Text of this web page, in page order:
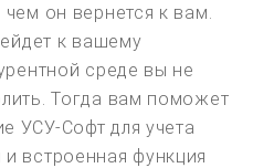
он вернется к вам.
к вашему
среде вы не
Тогда вам поможет
УСУ-Софт для учета
встроенная функция